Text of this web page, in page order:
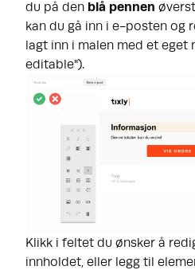
du på den blå pennen
kan du gå inn i e-posten og
lagt inn i malen med et eget
editable").
Klikk i feltet du ønsker å
innholdet, eller legg til